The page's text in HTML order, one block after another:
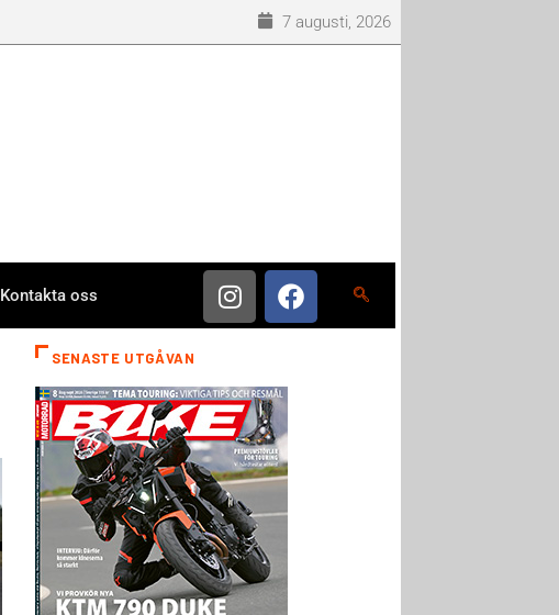
7 augusti, 2026
Kontakta oss
SENASTE UTGÅVAN